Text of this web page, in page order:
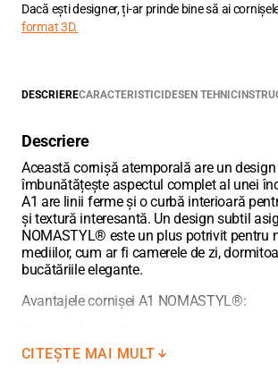
Dacă ești designer, ți-ar prinde bine să ai
format 3D.
DESCRIERECARACTERISTICIDESEN TEHNIC
Descriere
Această cornișă atemporală are un
îmbunătățește aspectul complet al unei
A1 are linii ferme și o curbă interioară
și textură interesantă. Un design subtil
NOMASTYL® este un plus potrivit pentru
mediilor, cum ar fi camerele de zi,
bucătăriile elegante.
Avantajele cornișei A1 NOMASTYL®:
Complet reciclabil
Material ușor
CITEȘTE MAI MULT